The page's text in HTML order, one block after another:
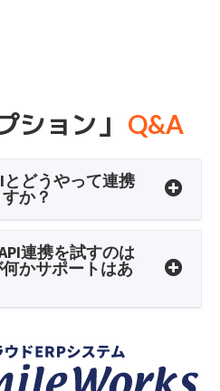
ション」 Q&A
とどうやって連携
か？
連携を試すのは
かサポートはあ